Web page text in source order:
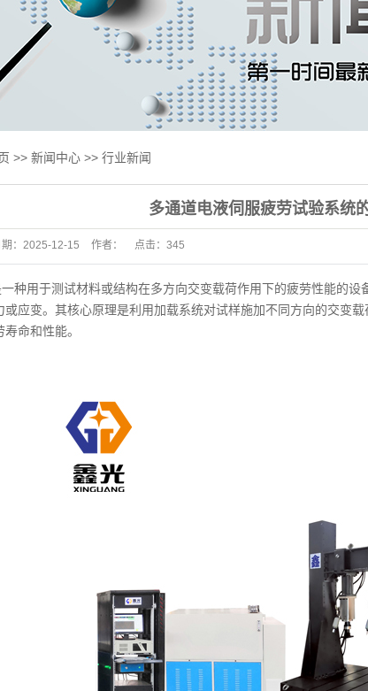
机
改造
体机
>> 新闻中心 >> 行业新闻
多通道电液伺服疲劳试验系统
： 2025-12-15 作者： 点击： 345
种用于测试材料或结构在多方向交变载荷作用下的疲劳性能的设
或应变。其核心原理是利用加载系统对试样施加不同方向的交变载
命和性能。